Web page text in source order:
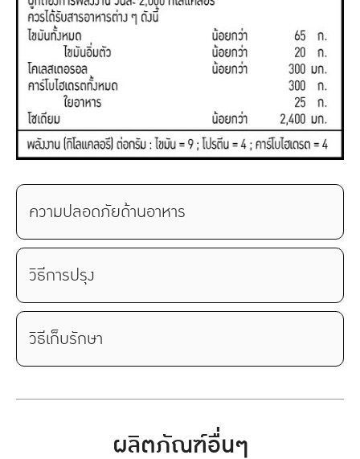
ความปลอดภัยด้านอาหาร
วิธีการปรุง
วิธีเก็บรักษา
ผลิตภัณฑ์อื่นๆ